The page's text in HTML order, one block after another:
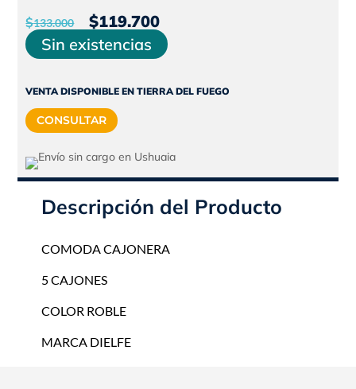
$133.000
El
precio
original
era:
$133.000.
$119.700El
precio
actual
es:
Sin existencias
VENTA DISPONIBLE EN TIERRA DEL FUEGO
CONSULTAR
Descripción del Producto
COMODA CAJONERA
5 CAJONES
COLOR ROBLE
MARCA DIELFE